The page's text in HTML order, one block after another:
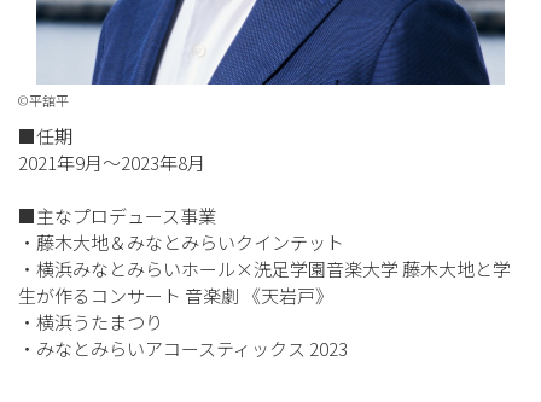
©平舘平
■任期
2021年9月～2023年8月
■主なプロデュース事業
・藤木大地＆みなとみらいクインテット
・横浜みなとみらいホール×洗足学園音楽大学 藤木大地と学
生が作るコンサート 音楽劇 《天岩戸》
・横浜うたまつり
・みなとみらいアコースティックス 2023